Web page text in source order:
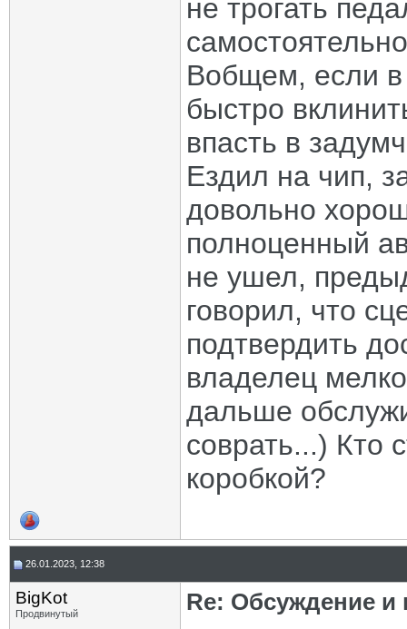
не трогать
Вобщем, если в
быстро
впасть в
Ездил на чип,
довольно
полноценный
не ушел,
говорил, что
подтвердить
владелец
дальше
соврать...) Кто
коробкой?
26.01.2023, 12:38
BigKot
Продвинутый
Re: Обсуждение